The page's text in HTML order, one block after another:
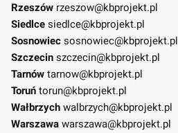
Rzeszów rzeszow@kbprojekt.pl
Siedlce siedlce@kbprojekt.pl
Sosnowiec sosnowiec@kbprojekt.pl
Szczecin szczecin@kbprojekt.pl
Tarnów tarnow@kbprojekt.pl
Toruń torun@kbprojekt.pl
Wałbrzych walbrzych@kbprojekt.pl
Warszawa warszawa@kbprojekt.pl